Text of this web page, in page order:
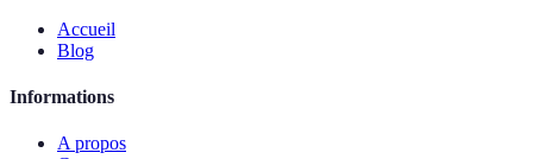
Accueil
Blog
Informations
A propos